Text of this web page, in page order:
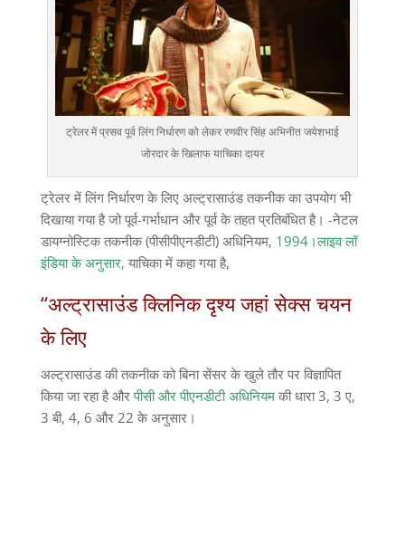
ट्रेलर में प्रसव पूर्व लिंग निर्धारण को लेकर रणवीर सिंह अभिनीत जयेशभाई
जोरदार के खिलाफ याचिका दायर
ट्रेलर में लिंग निर्धारण के लिए अल्ट्रासाउंड तकनीक का उपयोग भी
दिखाया गया है जो पूर्व-गर्भाधान और पूर्व के तहत प्रतिबंधित है। -नेटल
डायग्नोस्टिक तकनीक (पीसीपीएनडीटी) अधिनियम, 1994।लाइव लॉ
इंडिया के अनुसार, याचिका में कहा गया है,
“अल्ट्रासाउंड क्लिनिक दृश्य जहां सेक्स चयन
के लिए
अल्ट्रासाउंड की तकनीक को बिना सेंसर के खुले तौर पर विज्ञापित
किया जा रहा है औरपीसी और पीएनडीटी अधिनियमकी धारा 3, 3 ए,
3 बी, 4, 6 और 22 के अनुसार।